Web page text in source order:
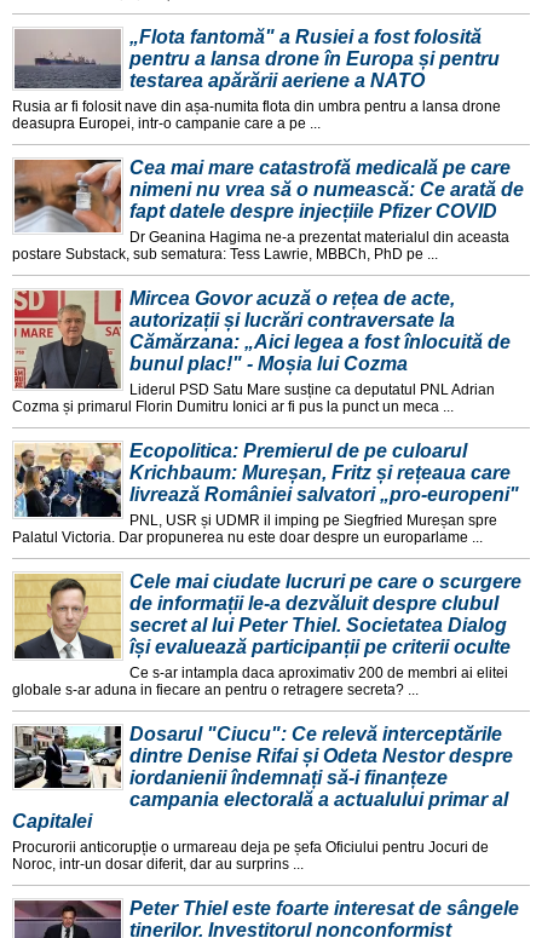
„Flota fantomă" a Rusiei a fost folosită
pentru a lansa drone în Europa și pentru
testarea apărării aeriene a NATO
Rusia ar fi folosit nave din așa-numita flota din umbra pentru a lansa drone
deasupra Europei, intr-o campanie care a pe ...
Cea mai mare catastrofă medicală pe care
nimeni nu vrea să o numească: Ce arată de
fapt datele despre injecțiile Pfizer COVID
Dr Geanina Hagima ne-a prezentat materialul din aceasta
postare Substack, sub sematura: Tess Lawrie, MBBCh, PhD pe ...
Mircea Govor acuză o rețea de acte,
autorizații și lucrări contraversate la
Cămărzana: „Aici legea a fost înlocuită de
bunul plac!" - Moșia lui Cozma
Liderul PSD Satu Mare susține ca deputatul PNL Adrian
Cozma și primarul Florin Dumitru Ionici ar fi pus la punct un meca ...
Ecopolitica: Premierul de pe culoarul
Krichbaum: Mureșan, Fritz și rețeaua care
livrează României salvatori „pro-europeni"
PNL, USR și UDMR il imping pe Siegfried Mureșan spre
Palatul Victoria. Dar propunerea nu este doar despre un europarlame ...
Cele mai ciudate lucruri pe care o scurgere
de informații le-a dezvăluit despre clubul
secret al lui Peter Thiel. Societatea Dialog
își evaluează participanții pe criterii oculte
Ce s-ar intampla daca aproximativ 200 de membri ai elitei
globale s-ar aduna in fiecare an pentru o retragere secreta? ...
Dosarul "Ciucu": Ce relevă interceptările
dintre Denise Rifai și Odeta Nestor despre
iordanienii îndemnați să-i finanțeze
campania electorală a actualului primar al
Capitalei
Procurorii anticorupție o urmareau deja pe șefa Oficiului pentru Jocuri de
Noroc, intr-un dosar diferit, dar au surprins ...
Peter Thiel este foarte interesat de sângele
tinerilor. Investitorul nonconformist